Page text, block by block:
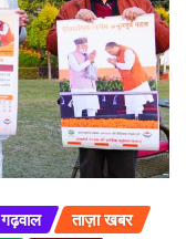
गढ़वाल
ताज़ा खबर